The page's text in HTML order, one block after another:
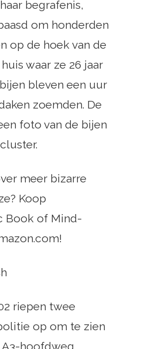
begrafenis,
om honderden
op de hoek van de
waar ze 26 jaar
bleven een uur
zoemden. De
foto van de bijen
meer bizarre
Koop
Book of Mind-
riepen twee
op om te zien
A3-hoofdweg